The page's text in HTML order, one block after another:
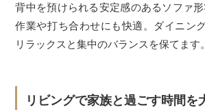
背中を預けられる安定感のあるソファ
作業や打ち合わせにも快適。ダイニン
リラックスと集中のバランスを保てます。
リビングで家族と過ごす時間を